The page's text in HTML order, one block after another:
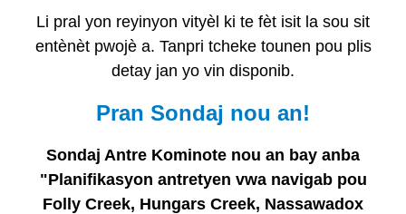
Li pral yon reyinyon vityèl ki te fèt isit la sou sit
entènèt pwojè a. Tanpri tcheke tounen pou plis
detay jan yo vin disponib.
Pran Sondaj nou an!
Sondaj Antre Kominote nou an bay anba
"Planifikasyon antretyen vwa navigab pou
Folly Creek, Hungars Creek, Nassawadox